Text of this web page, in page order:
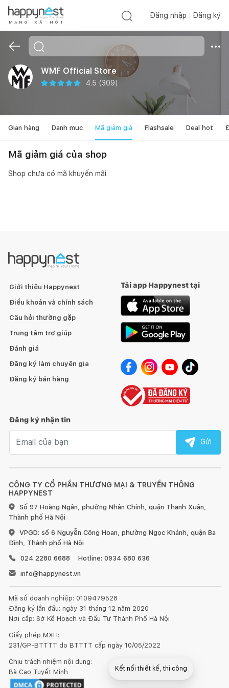
M Ạ N G X Ã H Ộ I
Đăng nhập Đăng ký
WMF Official Store
4.5 (309)
Gian hàng Danh mục Mã giảm giá Flashsale Deal hot
Mã giảm giá của shop
Shop chưa có mã khuyến mãi
CÔNG TY CỔ PHẦN THƯƠNG MẠI & TRUYỀN THÔNG
HAPPYNEST
Số 97 Hoàng Ngân, phường Nhân Chính, quận Thanh Xuân,
Thành phố Hà Nội
VPGD: số 6 Nguyễn Công Hoan, phường Ngọc Khánh, quận Ba
Đình, Thành phố Hà Nội
024 2280 6688
Hotline: 0934 680 636
info@happynest.vn
Mã số doanh nghiệp: 0109479528
Đăng ký lần đầu: ngày 31 tháng 12 năm 2020
Nơi cấp: Sở Kế Hoạch và Đầu Tư Thành Phố Hà Nội
Giấy phép MXH:
231/GP-BTTTT do BTTTT cấp ngày 10/05/2022
Chịu trách nhiệm nội dung:
Bà Cao Tuyết Minh
Giới thiệu Happynest
Điều khoản và chính sách
Câu hỏi thường gặp
Trung tâm trợ giúp
Đánh giá
Đăng ký làm chuyên gia
Đăng ký bán hàng
Tải app Happynest tại
Đăng ký nhận tin
Gửi
Kết nối thiết kế, thi công